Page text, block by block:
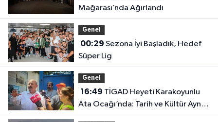
çıktı
Mağarası’nda Ağırlandı
Genel
00:29
Süper Lig
Genel
16:49
Ata Ocağı’nda: Tarih ve Kültür Aynı
Çatı Altında Buluştu